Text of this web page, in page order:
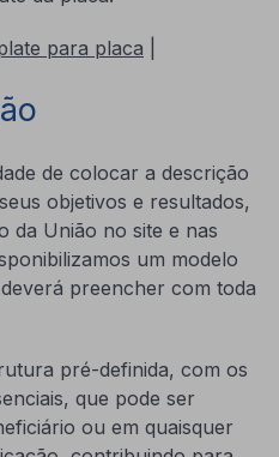
para placa
de colocar a descrição
objetivos e resultados,
da União no site e nas
um modelo
preencher com toda
pré-definida, com os
que pode ser
ou em quaisquer